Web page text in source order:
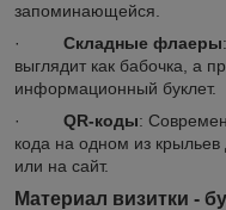
запоминающейся.
· Складные флаеры
выглядит как бабочка, а
информационный буклет.
· QR-коды:
кода на одном из крыльев
или на сайт.
Материал визитки -